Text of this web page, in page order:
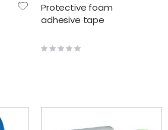
Protective foam
adhesive tape
Rating: